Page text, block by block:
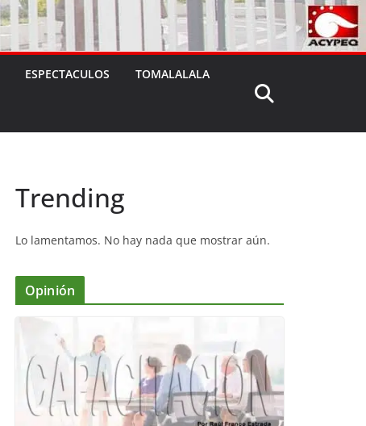
ESPECTACULOS TOMALALALA
Trending
Lo lamentamos. No hay nada que mostrar aún.
Opinión